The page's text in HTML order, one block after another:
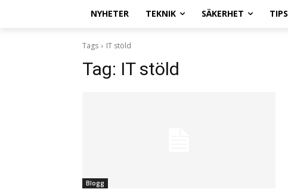
NYHETER TEKNIK SÄKERHET TIPS
Tags IT stöld
Tag: IT stöld
Blogg